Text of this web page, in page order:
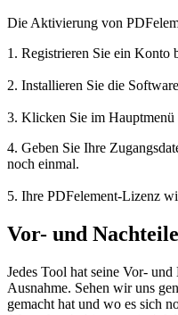
Die Aktivierung von
1. Registrieren Sie ein Konto
2. Installieren Sie die
3. Klicken Sie im
4. Geben Sie Ihre
noch einmal.
5. Ihre PDFelement-Lizenz
Vor- und
Jedes Tool hat seine Vor-
Ausnahme. Sehen wir uns
gemacht hat und wo es sich